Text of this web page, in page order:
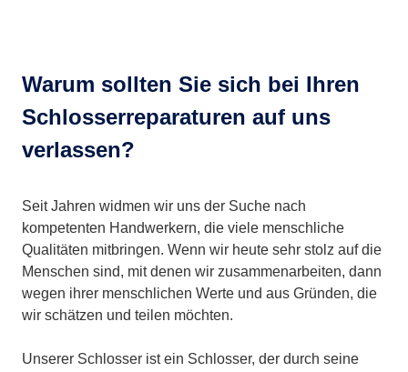
Warum sollten Sie sich bei Ihren
Schlosserreparaturen auf uns
verlassen?
Seit Jahren widmen wir uns der Suche nach
kompetenten Handwerkern, die viele menschliche
Qualitäten mitbringen. Wenn wir heute sehr stolz auf die
Menschen sind, mit denen wir zusammenarbeiten, dann
wegen ihrer menschlichen Werte und aus Gründen, die
wir schätzen und teilen möchten.
Unserer Schlosser ist ein Schlosser, der durch seine